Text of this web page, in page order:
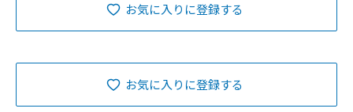
お気に入りに登録する
お気に入りに登録する